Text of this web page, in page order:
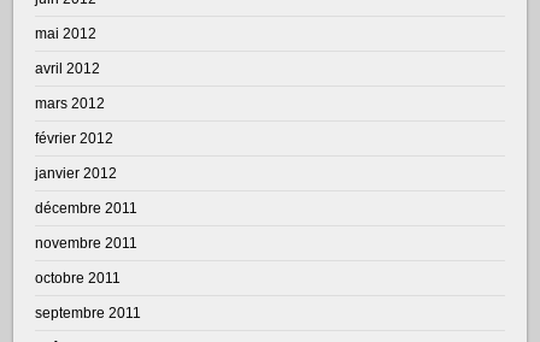
mai 2012
avril 2012
mars 2012
février 2012
janvier 2012
décembre 2011
novembre 2011
octobre 2011
septembre 2011